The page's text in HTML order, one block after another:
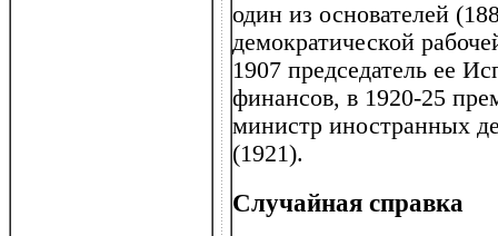
один из основателей
демократической
1907 председатель ее
финансов, в 1920-25
министр иностранных
(1921).
Случайная справка